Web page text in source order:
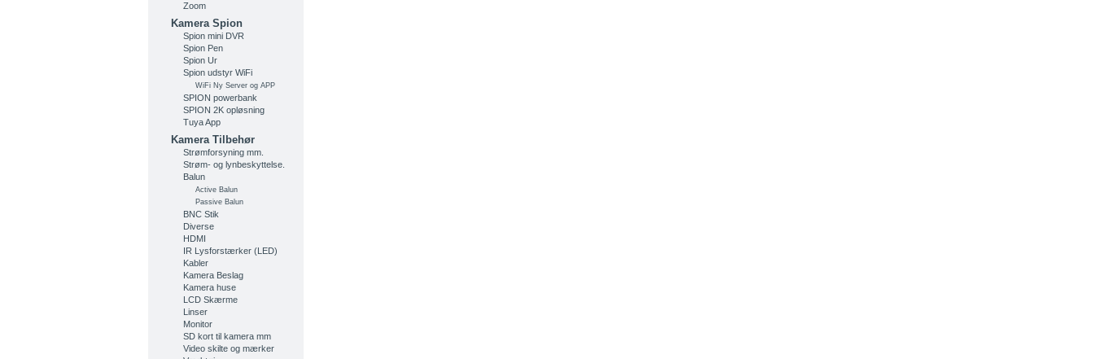
Zoom
Kamera Spion
Spion mini DVR
Spion Pen
Spion Ur
Spion udstyr WiFi
WiFi Ny Server og APP
SPION powerbank
SPION 2K opløsning
Tuya App
Kamera Tilbehør
Strømforsyning mm.
Strøm- og lynbeskyttelse.
Balun
Active Balun
Passive Balun
BNC Stik
Diverse
HDMI
IR Lysforstærker (LED)
Kabler
Kamera Beslag
Kamera huse
LCD Skærme
Linser
Monitor
SD kort til kamera mm
Video skilte og mærker